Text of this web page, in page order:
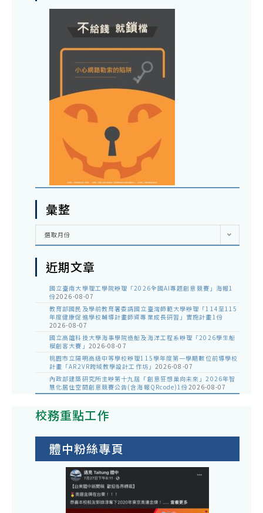
彙整
彙
選取月份
近期文章
國立臺南大學理工學院辦理「2026全國AI專題創意競賽」海報1
份2026-08-07
教育部國民及學前教育署委請國立臺灣師範大學辦理「114至115
年度健康促進學校輔導計畫師資專業成長研習」實施計畫1份
2026-08-07
國立高雄科技大學海事學院造船及海洋工程系辦理「2026學生船
模創客大賽」 2026-08-07
桃園市立陽明高級中等學校辦理115學年度第一學期數位前導學校
計畫「AR2VR跨域教學設計工作坊」 2026-08-07
內政部建築研究所主辦第十九屆「創意狂想巢向未來」2026年智
慧化居住空間創意競賽公告(含海報QRcode)1份2026-08-07
校務重點工作
體中粉絲專頁